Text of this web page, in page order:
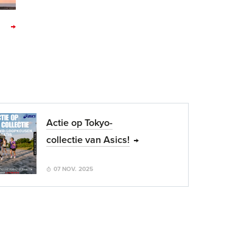
Actie op Tokyo-
collectie van Asics!
07 NOV. 2025